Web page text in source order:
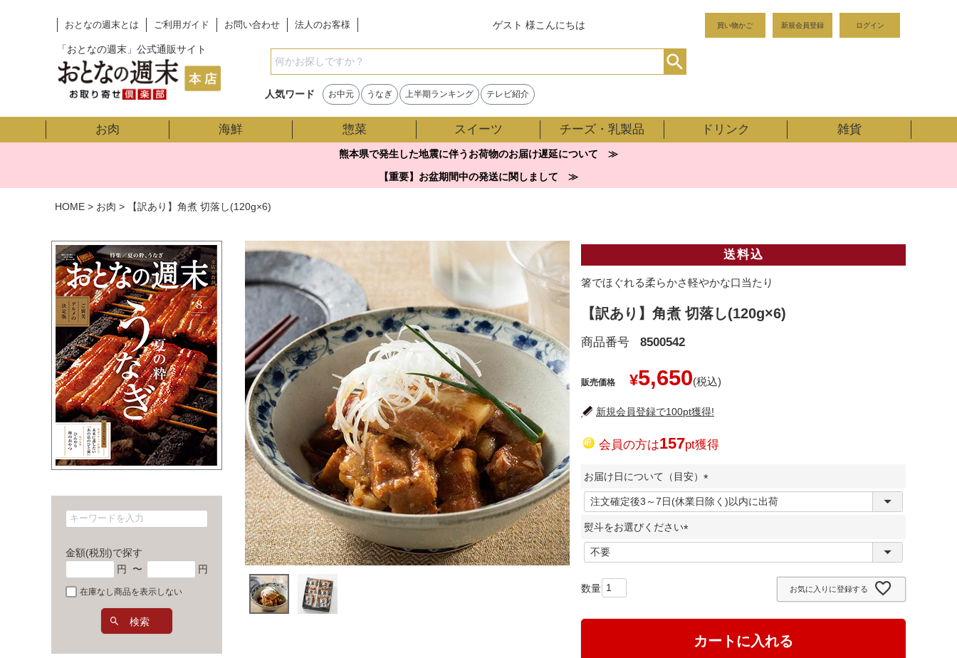
おとなの週末とは ご利用ガイド お問い合わせ 法人のお客様 ゲスト 様こんにちは
「おとなの週末」公式通販サイト
買い物かご 新規会員登録 ログイン
検索
人気ワード お中元 うなぎ 上半期ランキング テレビ紹介
お肉 海鮮 惣菜 スイーツ チーズ・乳製品 ドリンク 雑貨
熊本県で発生した地震に伴うお荷物のお届け遅延について ≫
【重要】お盆期間中の発送に関しまして ≫
HOME お肉 【訳あり】角煮 切落し(120g×6)
金額(税別)で探す
円
〜 円
在庫なし商品を表示しない
検索
送料込
箸でほぐれる柔らかさ軽やかな口当たり
【訳あり】角煮 切落し(120g×6)
商品番号 8500542
販売価格 ¥5,650
新規会員登録で100pt獲得!
会員の方は157pt獲得
お届け日について（目安）
(
必
)
熨斗をお選びください
必
お気に入りに登録する
カートに入れる